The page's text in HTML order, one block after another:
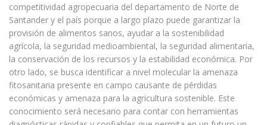
competitividad agropecuaria del departamento de Norte de
Santander y el país porque a largo plazo puede garantizar la
provisión de alimentos sanos, ayudar a la sostenibilidad
agrícola, la seguridad medioambiental, la seguridad alimentaria,
la conservación de los recursos y la estabilidad económica. Por
otro lado, se busca identificar a nivel molecular la amenaza
fitosanitaria presente en campo causante de pérdidas
económicas y amenaza para la agricultura sostenible. Este
conocimiento será necesario para contar con herramientas